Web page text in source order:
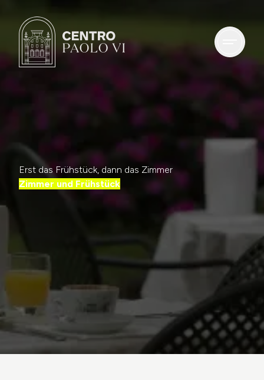
Unsere Zimmer
Pakete Veranstaltungen
Restaurant
Kongress
Erst das Frühstück, dann das Zimmer
Zimmer und Frühstück